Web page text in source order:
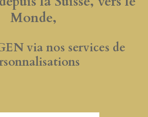
Monde,
via nos services de